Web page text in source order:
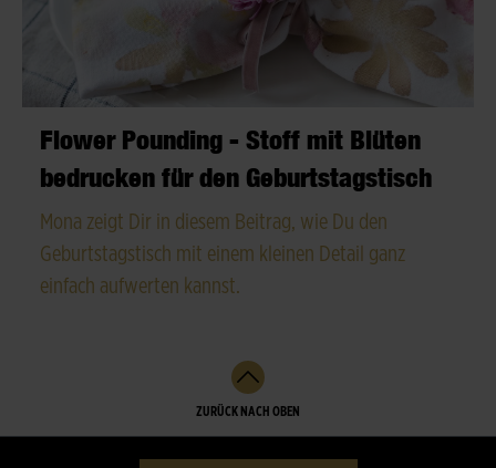
Flower Pounding - Stoff mit Blüten
bedrucken für den Geburtstagstisch
Mona zeigt Dir in diesem Beitrag, wie Du den
Geburtstagstisch mit einem kleinen Detail ganz
einfach aufwerten kannst.
ZURÜCK NACH OBEN